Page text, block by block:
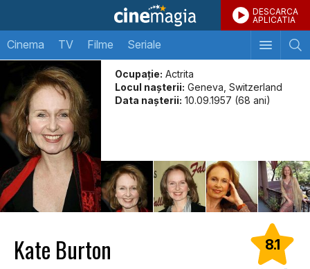
DESCARCA
APLICATIA
Cinema TV Filme Seriale
Ocupație: Actrita
Locul naşterii: Geneva, Switzerland
Data naşterii: 10.09.1957 (68 ani)
Kate Burton 8.1